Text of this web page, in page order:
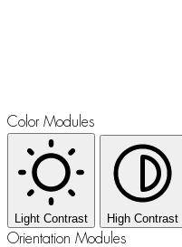
Color Modules
Light Contrast High Contrast
Orientation Modules